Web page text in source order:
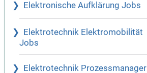
Elektronische Aufklärung Jobs
Elektrotechnik Elektromobilität
Jobs
Elektrotechnik Prozessmanager